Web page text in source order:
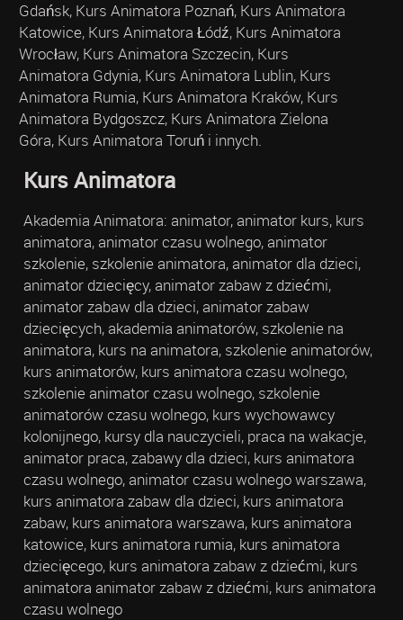
Gdańsk, Kurs Animatora Poznań, Kurs Animatora
Katowice, Kurs Animatora Łódź, Kurs Animatora
Wrocław, Kurs Animatora Szczecin, Kurs
Animatora Gdynia, Kurs Animatora Lublin, Kurs
Animatora Rumia, Kurs Animatora Kraków, Kurs
Animatora Bydgoszcz, Kurs Animatora Zielona
Góra, Kurs Animatora Toruń i innych.
Kurs Animatora
Akademia Animatora: animator, animator kurs, kurs
animatora, animator czasu wolnego, animator
szkolenie, szkolenie animatora, animator dla dzieci,
animator dziecięcy, animator zabaw z dziećmi,
animator zabaw dla dzieci, animator zabaw
dziecięcych, akademia animatorów, szkolenie na
animatora, kurs na animatora, szkolenie animatorów,
kurs animatorów, kurs animatora czasu wolnego,
szkolenie animator czasu wolnego, szkolenie
animatorów czasu wolnego, kurs wychowawcy
kolonijnego, kursy dla nauczycieli, praca na wakacje,
animator praca, zabawy dla dzieci, kurs animatora
czasu wolnego, animator czasu wolnego warszawa,
kurs animatora zabaw dla dzieci, kurs animatora
zabaw, kurs animatora warszawa, kurs animatora
katowice, kurs animatora rumia, kurs animatora
dziecięcego, kurs animatora zabaw z dziećmi, kurs
animatora animator zabaw z dziećmi, kurs animatora
czasu wolnego